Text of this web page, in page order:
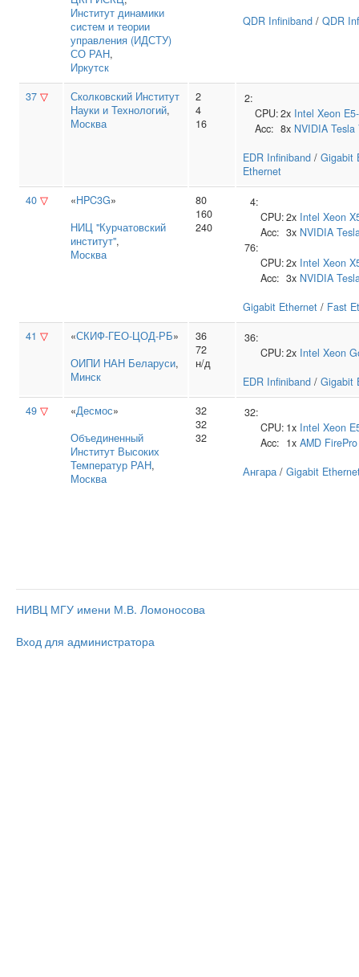
Институт динамики
систем и теории
управления (ИДСТУ)
СО РАН,
Иркутск
QDR Infiniband / QDR
37 ▽
Сколковский Институт
Науки и Технологий,
Москва
2
4
16
2:
CPU:2x Intel Xeon
Acc: 8x NVIDIA Tesla
EDR Infiniband / Gigabit
Ethernet
40 ▽ «HPC3G»
НИЦ "Курчатовский
институт",
Москва
80
160
240
4:
CPU:2x Intel Xeon
Acc: 3x NVIDIA
76:
CPU:2x Intel Xeon
Acc: 3x NVIDIA
Gigabit Ethernet / Fast
41 ▽ «СКИФ-ГЕО-ЦОД-РБ»
ОИПИ НАН Беларуси,
Минск
36
72
н/д
36:
CPU:2x Intel Xeon
EDR Infiniband / Gigabit
49 ▽ «Десмос»
Объединенный
Институт Высоких
Температур РАН,
Москва
32
32
32
32:
CPU: 1x Intel Xeon
Acc: 1x AMD
Ангара/ Gigabit
НИВЦ МГУ имени М.В. Ломоносова
Вход для администратора